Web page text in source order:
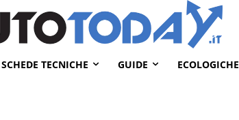
SCHEDE TECNICHE GUIDE ECOLOGICHE